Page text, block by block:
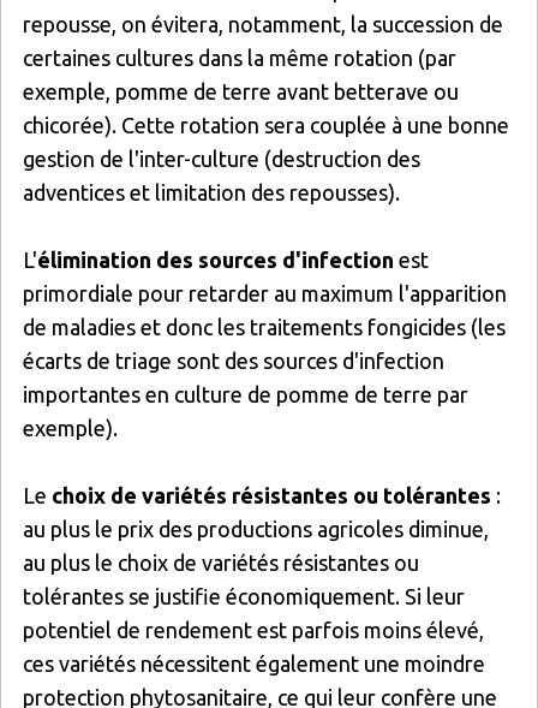
repousse, on évitera, notamment, la succession de
certaines cultures dans la même rotation (par
exemple, pomme de terre avant betterave ou
chicorée). Cette rotation sera couplée à une bonne
gestion de l'inter-culture (destruction des
adventices et limitation des repousses).
L'élimination des sources d'infection est
primordiale pour retarder au maximum l'apparition
de maladies et donc les traitements fongicides (les
écarts de triage sont des sources d'infection
importantes en culture de pomme de terre par
exemple).
Le choix de variétés résistantes ou tolérantes :
au plus le prix des productions agricoles diminue,
au plus le choix de variétés résistantes ou
tolérantes se justifie économiquement. Si leur
potentiel de rendement est parfois moins élevé,
ces variétés nécessitent également une moindre
protection phytosanitaire, ce qui leur confère une